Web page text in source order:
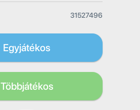
31527496
Egyjátékos
Többjátékos